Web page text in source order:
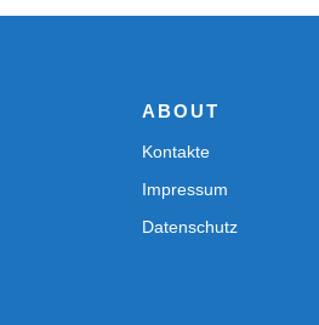
ABOUT
Kontakte
Impressum
Datenschutz